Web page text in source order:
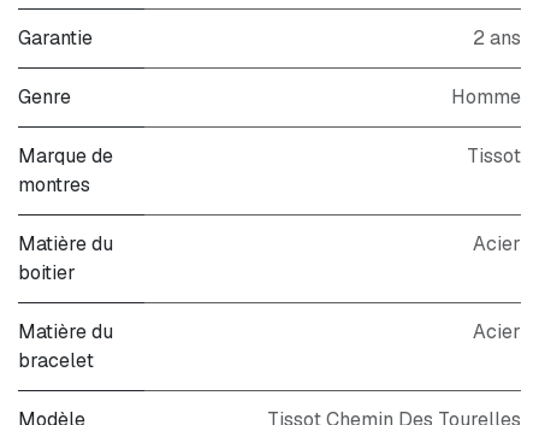
Garantie 2 ans
Genre Homme
Marque de
montres
Tissot
Matière du
boitier
Acier
Matière du
bracelet
Acier
Modèle
Tissot Chemin Des Tourelles